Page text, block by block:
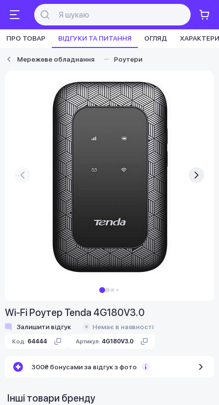
ПРО ТОВАР ВІДГУКИ ТА ПИТАННЯ ОГЛЯД
Мережеве обладнання Роутери
Wi-Fi Роутер Tenda 4G180V3.0
Залишити відгук Немає в наявності
Код: 64444 Артикул: 4G180V3.0
300₴ бонусами за відгук з фото
Інші товари бренду